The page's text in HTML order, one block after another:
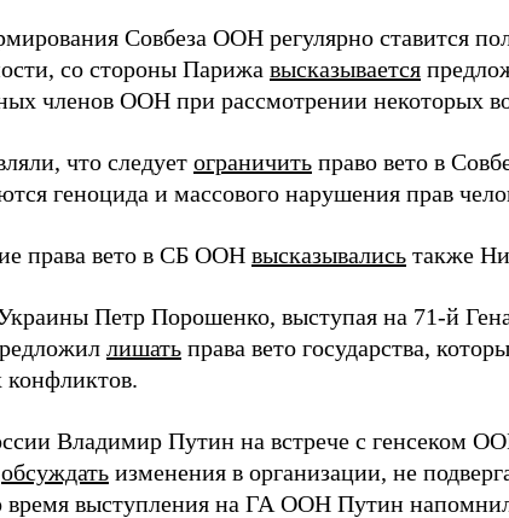
Совбеза ООН регулярно ставится
со стороны Парижа высказывается
членов ООН при рассмотрении некоторых
что следует ограничить право вето в
геноцида и массового нарушения прав
права вето в СБ ООН высказывались также
Петр Порошенко, выступая на 71-й
лишать права вето государства,
Владимир Путин на встрече с генсеком
обсуждать изменения в организации, не
время выступления на ГА ООН Путин